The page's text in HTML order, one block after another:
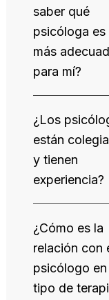
saber qué
psicóloga es
más
para mí?
¿Los
están
y tienen
experiencia?
¿Cómo es la
relación con
psicólogo
tipo de